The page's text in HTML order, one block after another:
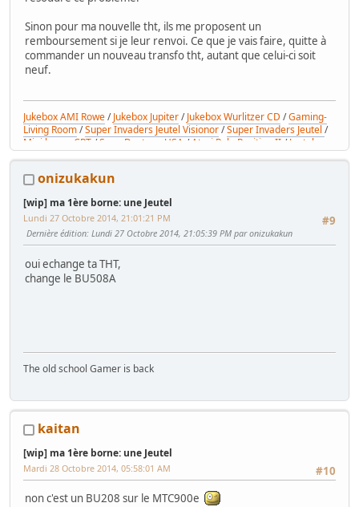
Sinon pour ma nouvelle tht, ils me proposent un
remboursement si je leur renvoi. Ce que je vais faire, quitte à
commander un nouveau transfo tht, autant que celui-ci soit
neuf.
Jukebox AMI Rowe/Jukebox Jupiter/Jukebox Wurlitzer CD /Gaming-
Living Room/Super Invaders Jeutel Visionor/Super Invaders Jeutel /
Mini borne CRT /Sega Daytona USA / Atari Pole Position II /Jeutel
onizukakun
[wip] ma 1ère borne: une Jeutel
#9
Lundi 27 Octobre 2014, 21:01:21 PM
Dernière édition: Lundi 27 Octobre 2014, 21:05:39 PM par onizukakun
oui echange ta THT,
change le BU508A
The old school Gamer is back
kaitan
[wip] ma 1ère borne: une Jeutel
#10
Mardi 28 Octobre 2014, 05:58:01 AM
non c'est un BU208 sur le MTC900e